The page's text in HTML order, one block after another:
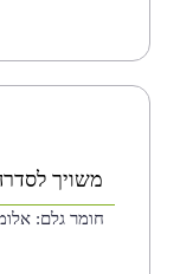
משויך
חומר גלם: